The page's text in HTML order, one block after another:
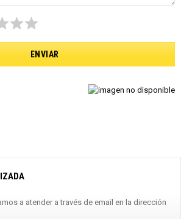
a atender a través de email en la dirección